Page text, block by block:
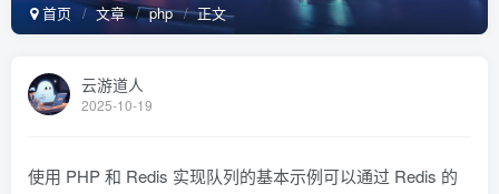
首页 文章 php 正文
云游道人
2025-10-19
使用 PHP 和 Redis 实现队列的基本示例可以通过 Redis 的